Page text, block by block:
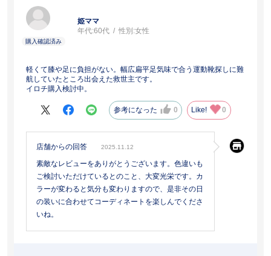
姫ママ
年代:60代 性別:女性
軽くて膝や足に負担がない。幅広扁平足気味で合う運動靴探しに難
航していたところ出会えた救世主です。
イロチ購入検討中。
参考になった 0 Like! 0
店舗からの回答 2025.11.12
素敵なレビューをありがとうございます。色違いも
ご検討いただけているとのこと、大変光栄です。カ
ラーが変わると気分も変わりますので、是非その日
の装いに合わせてコーディネートを楽しんでくださ
いね。